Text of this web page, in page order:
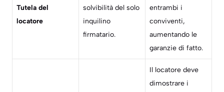
Tutela del
locatore
solvibilità del solo
inquilino
firmatario.
entrambi i
conviventi,
aumentando le
garanzie di fatto.
Il locatore deve
dimostrare i